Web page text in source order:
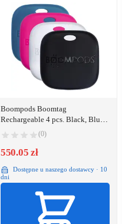
Boompods Boomtag
Rechargeable 4 pcs. Black, Blue,
(0)
550.05 zł
Dostępne u naszego dostawcy · 10
dni